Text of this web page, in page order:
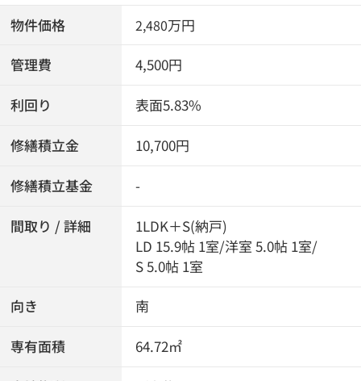
物件価格 2,480万円
管理費 4,500円
利回り 表面5.83%
修繕積立金 10,700円
修繕積立基金 -
間取り / 詳細
1LDK＋S(納戸)
LD 15.9帖 1室/洋室 5.0帖 1室/
S 5.0帖 1室
向き 南
専有面積 64.72㎡